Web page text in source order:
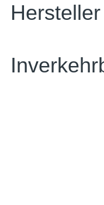
Hersteller